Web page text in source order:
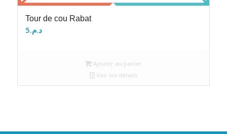
Tour de cou Rabat
د.م.5
Ajouter au panier
Voir les détails